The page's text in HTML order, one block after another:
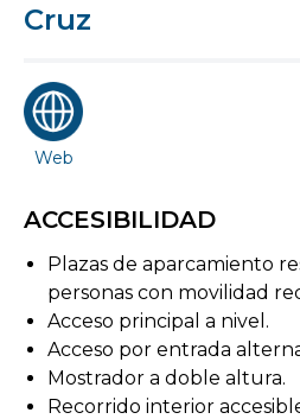
Cruz
Web
ACCESIBILIDAD
Plazas de aparcamiento
personas con movilidad
Acceso principal a nivel.
Acceso por entrada
Mostrador a doble altura.
Recorrido interior